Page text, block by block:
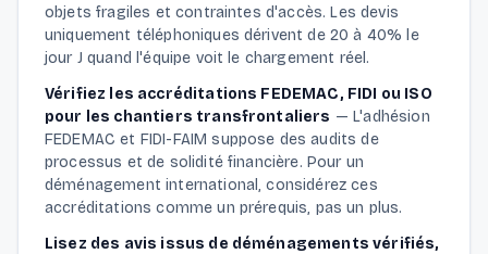
objets fragiles et contraintes d'accès. Les devis
uniquement téléphoniques dérivent de 20 à 40% le
jour J quand l'équipe voit le chargement réel.
Vérifiez les accréditations FEDEMAC, FIDI ou ISO
pour les chantiers transfrontaliers —L'adhésion
FEDEMAC et FIDI-FAIM suppose des audits de
processus et de solidité financière. Pour un
déménagement international, considérez ces
accréditations comme un prérequis, pas un plus.
Lisez des avis issus de déménagements vérifiés,